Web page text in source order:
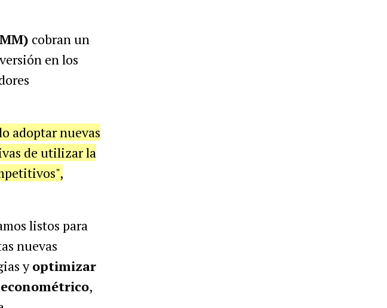
cobran un
en los
adoptar nuevas
de utilizar la
listos para
nuevas
yoptimizar
,